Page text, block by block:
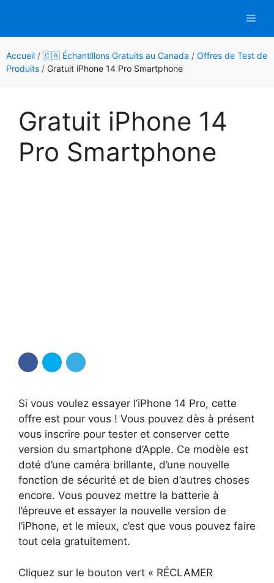
contenu
Accueil / 🇨🇦 Échantillons Gratuits au Canada / Offres de Test de
Produits / Gratuit iPhone 14 Pro Smartphone
Gratuit iPhone 14
Pro Smartphone
Si vous voulez essayer l’iPhone 14 Pro, cette
offre est pour vous ! Vous pouvez dès à présent
vous inscrire pour tester et conserver cette
version du smartphone d’Apple. Ce modèle est
doté d’une caméra brillante, d’une nouvelle
fonction de sécurité et de bien d’autres choses
encore. Vous pouvez mettre la batterie à
l’épreuve et essayer la nouvelle version de
l’iPhone, et le mieux, c’est que vous pouvez faire
tout cela gratuitement.
Cliquez sur le bouton vert « RÉCLAMER